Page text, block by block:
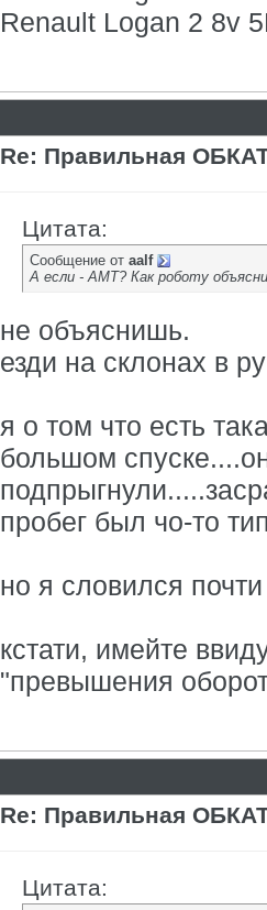
Renault Logan 2 8v
Re: Правильная
Цитата:
Сообщение от aalf
А если - АМТ? Как роботу
не объяснишь.
езди на склонах в
я о том что есть
большом
пробег был чо-то
но я словился
кстати, имейте
"превышения
Re: Правильная
Цитата: